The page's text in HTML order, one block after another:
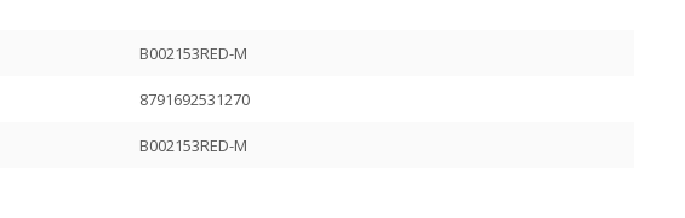
B002153RED-M
8791692531270
B002153RED-M